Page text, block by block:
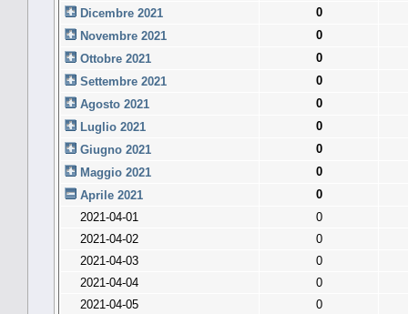
Dicembre 2021
0
Novembre 2021
0
Ottobre 2021
0
Settembre 2021
0
Agosto 2021
0
Luglio 2021
0
Giugno 2021
0
Maggio 2021
0
Aprile 2021
0
2021-04-01
0
2021-04-02
0
2021-04-03
0
2021-04-04
0
2021-04-05
0